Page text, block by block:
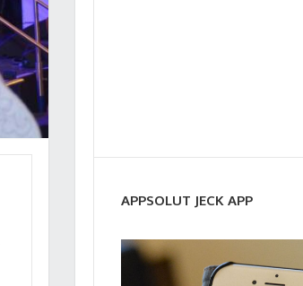
APPSOLUT JECK APP